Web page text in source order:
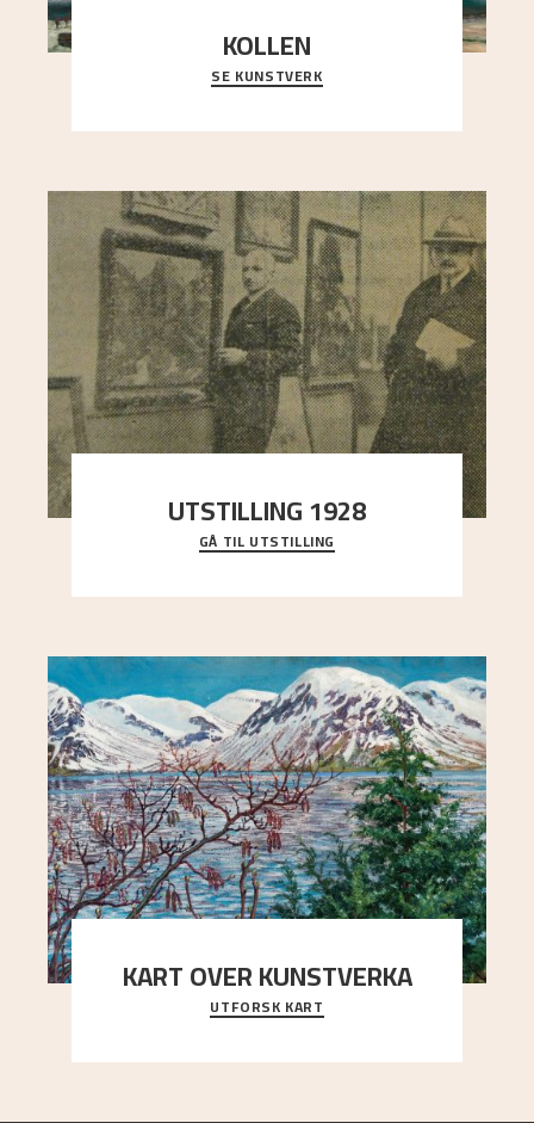
KOLLEN
Et ruvende fjell dominerer bildeflaten, og står i
sterk kontrast til det spinkle rognetreet ute
SE KUNSTVERK
UTSTILLING 1928
Då Astrup døydde i 1928, tok vennene Moritz
Kaland og Simon Thorbjørnsen initiativ til å
GÅ TIL UTSTILLING
KART OVER KUNSTVERKA
Utforsk stedene og utsiktene i Astrups malerier
UTFORSK KART